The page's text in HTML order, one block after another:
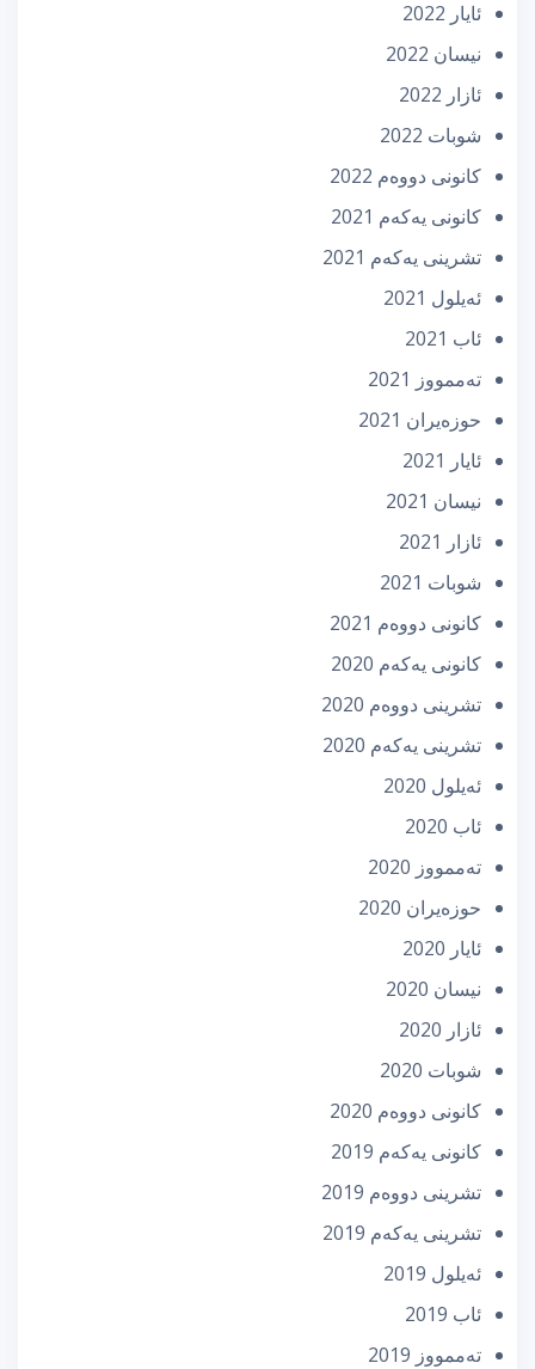
ئایار 2022
نیسان 2022
ئازار 2022
شوبات 2022
كانونی دووه‌م 2022
كانونی یه‌كه‌م 2021
تشرینی یه‌كه‌م 2021
ئه‌یلول 2021
ئاب 2021
تەممووز 2021
حوزه‌یران 2021
ئایار 2021
نیسان 2021
ئازار 2021
شوبات 2021
كانونی دووه‌م 2021
كانونی یه‌كه‌م 2020
تشرینی دووه‌م 2020
تشرینی یه‌كه‌م 2020
ئه‌یلول 2020
ئاب 2020
تەممووز 2020
حوزه‌یران 2020
ئایار 2020
نیسان 2020
ئازار 2020
شوبات 2020
كانونی دووه‌م 2020
كانونی یه‌كه‌م 2019
تشرینی دووه‌م 2019
تشرینی یه‌كه‌م 2019
ئه‌یلول 2019
ئاب 2019
تەممووز 2019